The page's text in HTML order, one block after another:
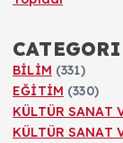
BİLİM (331)
EĞİTİM (330)
KÜLTÜR SANAT
KÜLTÜR SANAT